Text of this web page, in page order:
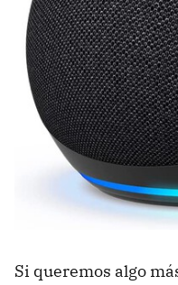
Si queremos algo